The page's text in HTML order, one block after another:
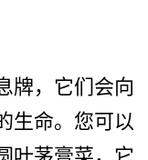
牌，它们会向
生命。您可­以